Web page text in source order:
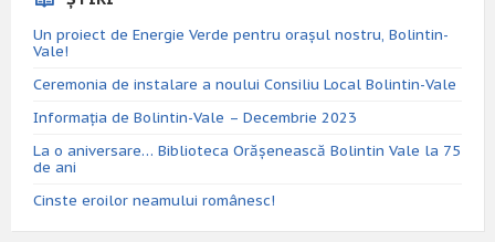
Un proiect de Energie Verde pentru orașul nostru, Bolintin-
Vale!
Ceremonia de instalare a noului Consiliu Local Bolintin-Vale
Informația de Bolintin-Vale – Decembrie 2023
La o aniversare… Biblioteca Orăşenească Bolintin Vale la 75
de ani
Cinste eroilor neamului românesc!